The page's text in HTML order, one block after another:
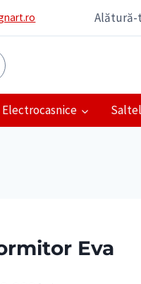
Alătură-
Electrocasnice
Eva